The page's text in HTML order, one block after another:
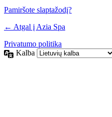
Pamiršote slaptažodį?
← Atgal į Azia Spa
Privatumo politika
Kalba